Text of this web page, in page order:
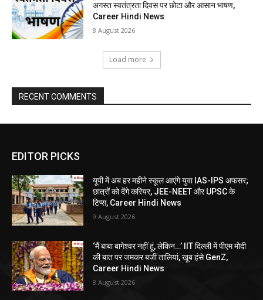
अगस्त स्वतंत्रता दिवस पर छोटा और आसान भाषण,
Career Hindi News
8 August 2026
Load more
RECENT COMMENTS
EDITOR PICKS
यूपी में अब हर महीने स्कूल आएंगे युवा IAS-IPS अफसर;
छात्रों को देंगे करियर, JEE-NEET और UPSC के
टिप्स, Career Hindi News
9 August 2026
‘मैं बाबा बागेश्वर नहीं हूं, लेकिन…’ IIT दिल्ली में पीएम मोदी
की बात पर जमकर बजीं तालियां, खूब हंसे GenZ,
Career Hindi News
8 August 2026